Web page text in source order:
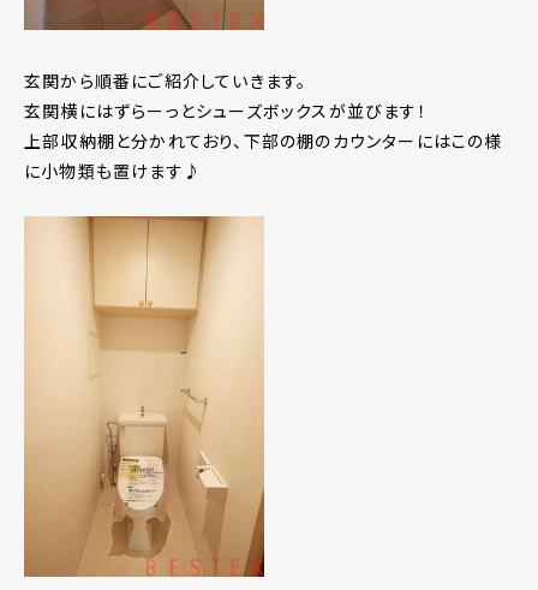
玄関から順番にご紹介していきます。
玄関横にはずらーっとシューズボックスが並びます！
上部収納棚と分かれており、下部の棚のカウンターにはこの様
に小物類も置けます♪